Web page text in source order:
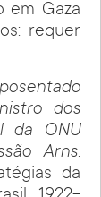
em Gaza
requer
dos
da ONU
Arns.
da